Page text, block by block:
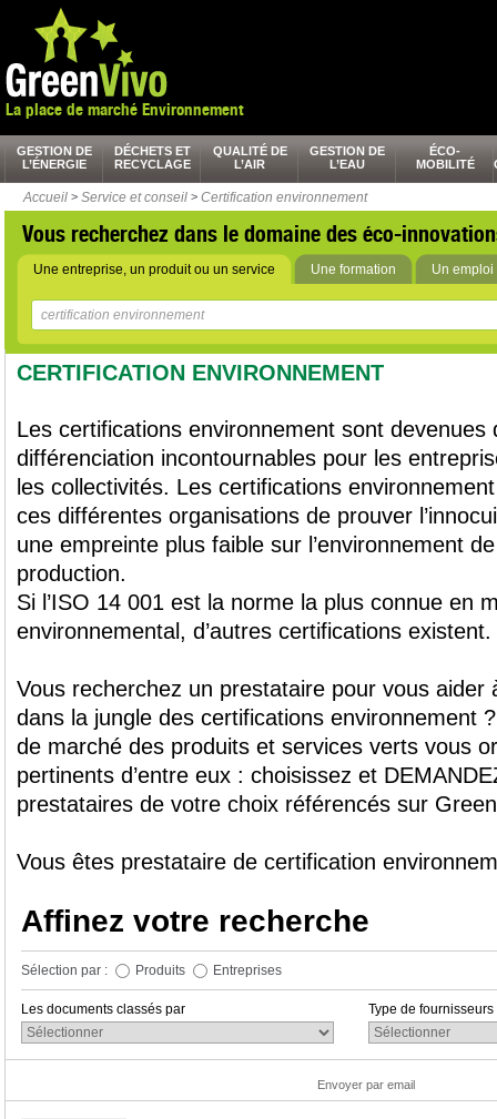
La place de marché Environnement
GESTION DE
L’ÉNERGIE
DÉCHETS ET
RECYCLAGE
QUALITÉ DE
L’AIR
GESTION DE
L’EAU
ÉCO-
MOBILITÉ
Accueil > Service et conseil > Certification environnement
Vous recherchez dans le domaine des éco-
Une entreprise, un produit ou un service Une formation Un emploi
CERTIFICATION ENVIRONNEMENT
Les certifications environnement sont devenues
différenciation incontournables pour les
les collectivités. Les certifications
ces différentes organisations de prouver
une empreinte plus faible sur l’environnement
production.
Si l’ISO 14 001 est la norme la plus connue en
environnemental, d’autres certifications existent.
Vous recherchez un prestataire pour vous aider
dans la jungle des certifications environnement
de marché des produits et services verts vous
pertinents d’entre eux : choisissez et
prestataires de votre choix référencés sur
Vous êtes prestataire de certification
Affinez votre recherche
Sélection par : Produits Entreprises
Les documents classés par Type de fournisseurs
Envoyer par email